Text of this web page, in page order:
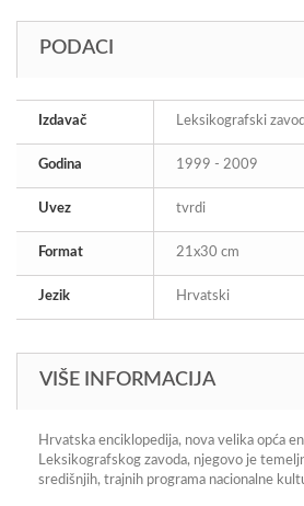
PODACI
Izdavač Leksikografski
Godina 1999 - 2009
Uvez tvrdi
Format 21x30 cm
Jezik Hrvatski
VIŠE INFORMACIJA
Hrvatska enciklopedija, nova velika opća
Leksikografskog zavoda, njegovo je
središnjih, trajnih programa nacionalne